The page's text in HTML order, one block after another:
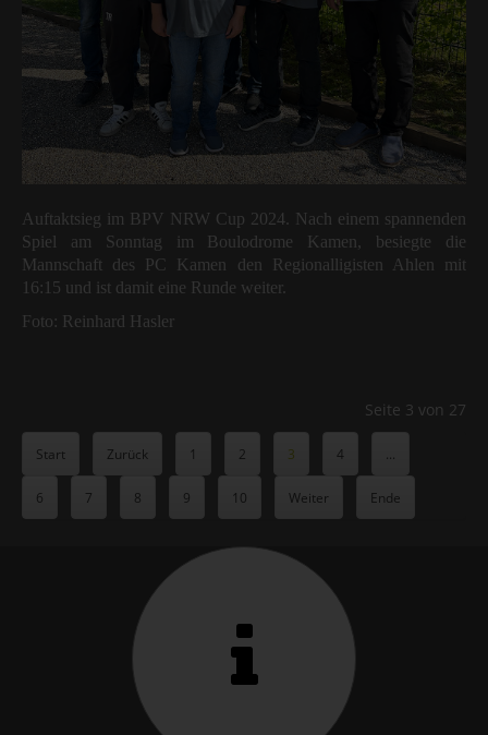
Auftaktsieg im BPV NRW Cup 2024. Nach einem spannenden
Spiel am Sonntag im Boulodrome Kamen, besiegte die
Mannschaft des PC Kamen den Regionalligisten Ahlen mit
16:15 und ist damit eine Runde weiter.
Foto: Reinhard Hasler
Seite 3 von 27
Start Zurück 1 2 3 4 ...
6 7 8 9 10 Weiter Ende